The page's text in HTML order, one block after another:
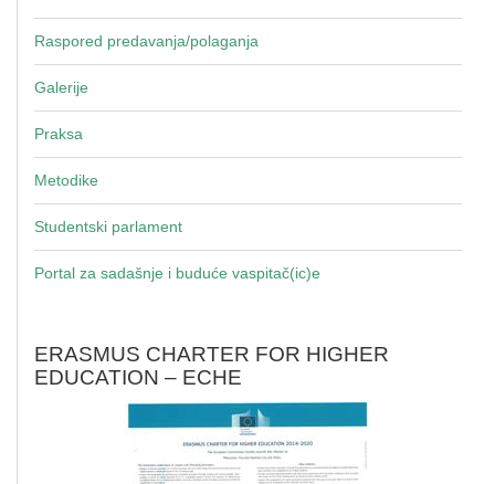
Raspored predavanja/polaganja
Galerije
Praksa
Metodike
Studentski parlament
Portal za sadašnje i buduće vaspitač(ic)e
ERASMUS CHARTER FOR HIGHER
EDUCATION – ECHE